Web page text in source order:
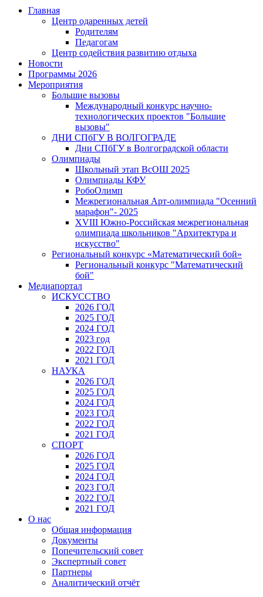
Главная
Центр одаренных детей
Родителям
Педагогам
Центр содействия развитию отдыха
Новости
Программы 2026
Мероприятия
Большие вызовы
Международный конкурс научно-
технологических проектов "Большие
вызовы"
ДНИ СПбГУ В ВОЛГОГРАДЕ
Дни СПбГУ в Волгоградской области
Олимпиады
Школьный этап ВсОШ 2025
Олимпиады КФУ
РобоОлимп
Межрегиональная Арт-олимпиада "Осенний
марафон"- 2025
XVIII Южно-Российская межрегиональная
олимпиада школьников "Архитектура и
искусство"
Региональный конкурс «Математический бой»
Региональный конкурс "Математический
бой"
Медиапортал
ИСКУССТВО
2026 ГОД
2025 ГОД
2024 ГОД
2023 год
2022 ГОД
2021 ГОД
НАУКА
2026 ГОД
2025 ГОД
2024 ГОД
2023 ГОД
2022 ГОД
2021 ГОД
СПОРТ
2026 ГОД
2025 ГОД
2024 ГОД
2023 ГОД
2022 ГОД
2021 ГОД
О нас
Общая информация
Документы
Попечительский совет
Экспертный совет
Партнеры
Аналитический отчёт